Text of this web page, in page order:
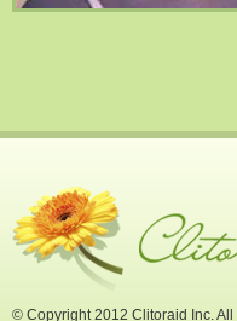
© Copyright 2012 Clitoraid Inc.